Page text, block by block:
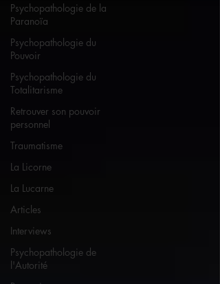
Psychopathologie de la
Paranoïa
Psychopathologie du
Pouvoir
Psychopathologie du
Totalitarisme
Retrouver son pouvoir
personnel
Traumatisme
La Licorne
La Lucarne
Articles
Interviews
Psychopathologie de
l'Autorité